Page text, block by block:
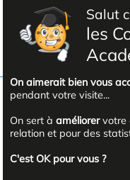
Salut
les
On aimerait bien vous
pendant votre visite...
On sert àaméliorervotre
relation et pour des
C'est OK pour vous ?